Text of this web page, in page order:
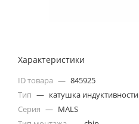
Характеристики
ID товара — 845925
Тип — катушка индуктивности
Серия — MALS